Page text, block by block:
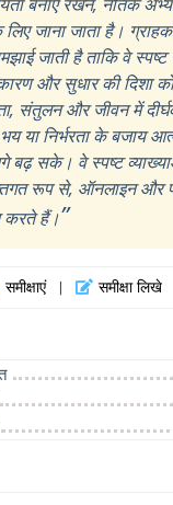
के लिए जाना जाता है।
जाती है ताकि वे
और सुधार की दिशा
संतुलन और जीवन में
या निर्भरता के बजाय
बढ़ सके। वे स्पष्ट
रूप से, ऑनलाइन और
करते हैं।”
समीक्षाएं | समीक्षा लिखे